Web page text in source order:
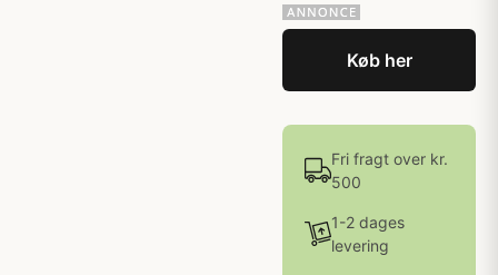
Køb her
Fri fragt over kr.
500
1-2 dages
levering